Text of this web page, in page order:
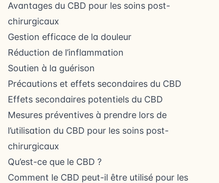
Avantages du CBD pour les soins post-
chirurgicaux
Gestion efficace de la douleur
Réduction de l’inflammation
Soutien à la guérison
Précautions et effets secondaires du CBD
Effets secondaires potentiels du CBD
Mesures préventives à prendre lors de
l’utilisation du CBD pour les soins post-
chirurgicaux
Qu’est-ce que le CBD ?
Comment le CBD peut-il être utilisé pour les